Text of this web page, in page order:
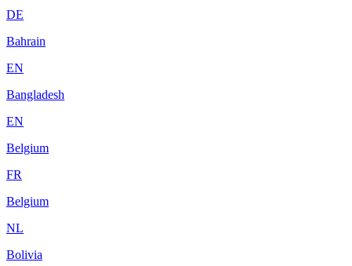
DE
Bahrain
EN
Bangladesh
EN
Belgium
FR
Belgium
NL
Bolivia